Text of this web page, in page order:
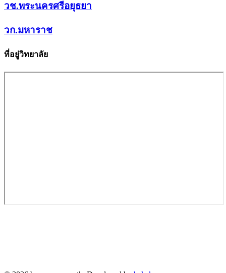
วช.พระนครศรีอยุธยา
วก.มหาราช
ที่อยู่วิทยาลัย